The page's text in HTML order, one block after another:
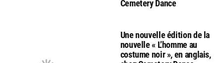
Cemetery Dance
Une nouvelle édition de la
nouvelle « L’homme au
costume noir », en anglais,